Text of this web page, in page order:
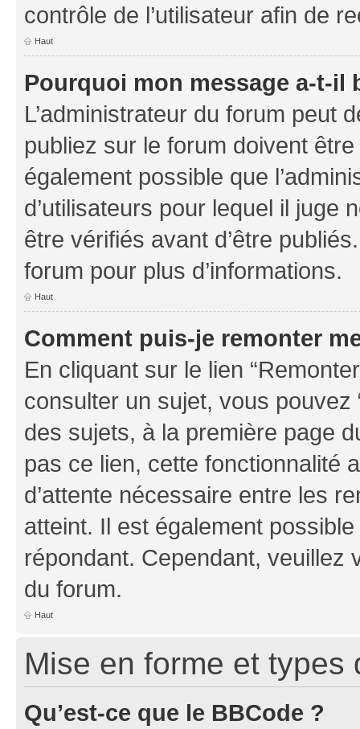
contrôle de l’utilisateur afin de
Haut
Pourquoi mon message a-t-il
L’administrateur du forum peut
publiez sur le forum doivent
également possible que
d’utilisateurs pour lequel il juge
être vérifiés avant d’être
forum pour plus d’informations.
Haut
Comment puis-je remonter
En cliquant sur le lien
consulter un sujet, vous pouvez
des sujets, à la première page
pas ce lien, cette fonctionnalité
d’attente nécessaire entre les
atteint. Il est également
répondant. Cependant,
du forum.
Haut
Mise en forme et types
Qu’est-ce que le BBCode ?